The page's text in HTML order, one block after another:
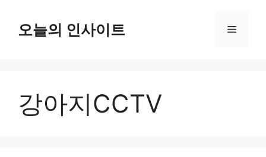
오늘의 인사이트 메
강아지CCTV